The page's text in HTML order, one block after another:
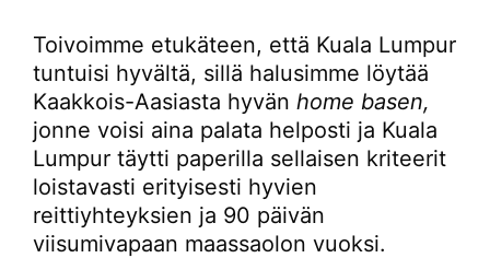
Toivoimme etukäteen, että Kuala Lumpur
tuntuisi hyvältä, sillä halusimme löytää
Kaakkois-Aasiasta hyvän home basen,
jonne voisi aina palata helposti ja Kuala
Lumpur täytti paperilla sellaisen kriteerit
loistavasti erityisesti hyvien
reittiyhteyksien ja 90 päivän
viisumivapaan maassaolon vuoksi.